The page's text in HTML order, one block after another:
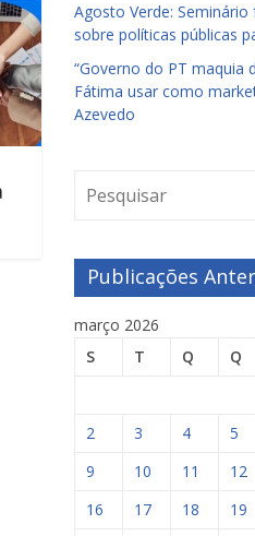
Agosto Verde:
sobre políticas públicas
“Governo do PT maquia
Fátima usar como
Azevedo
Publicações
março 2026
S
T Q Q
2
3 4 5
9
10 11 12
16
17 18 19